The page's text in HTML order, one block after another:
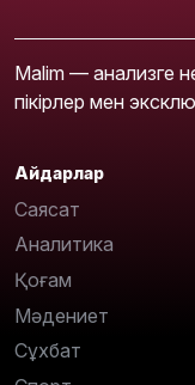
Malim — анализге
пікірлер мен
Айдарлар
Саясат
Аналитика
Қоғам
Мәдениет
Сұхбат